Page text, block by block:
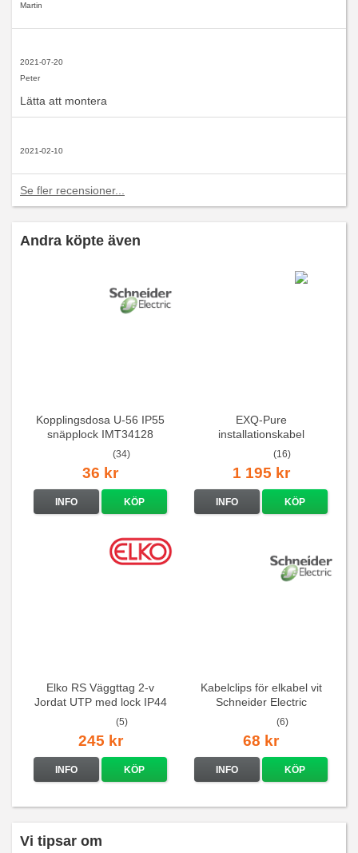
Martin
2021-07-20
Peter
Lätta att montera
2021-02-10
Se fler recensioner...
Andra köpte även
Kopplingsdosa U-56 IP55
snäpplock IMT34128
(34)
36 kr
INFO KÖP
EXQ-Pure
installationskabel
(16)
1 195 kr
INFO KÖP
Elko RS Väggttag 2-v
Jordat UTP med lock IP44
(5)
245 kr
INFO KÖP
Kabelclips för elkabel vit
Schneider Electric
(6)
68 kr
INFO KÖP
Vi tipsar om